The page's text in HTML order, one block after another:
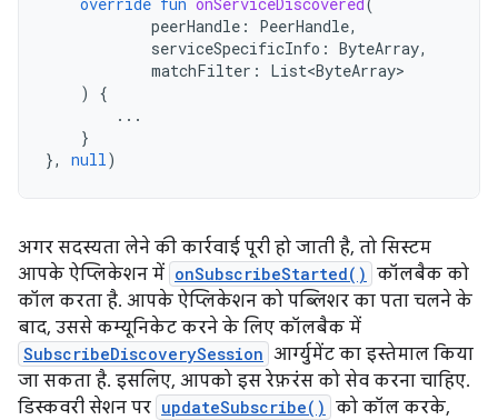
peerHandle : PeerHandle,
serviceSpecificInfo : ByteArray,
matchFilter :
List<ByteArray>
)
{
...
}
},
null)
अगर सदस्यता लेने की कार्रवाई पूरी हो जाती है, तो सिस्टम
आपके ऐप्लिकेशन में onSubscribeStarted() कॉलबैक को
कॉल करता है. आपके ऐप्लिकेशन को पब्लिशर का पता चलने के
बाद, उससे कम्यूनिकेट करने के लिए कॉलबैक में
SubscribeDiscoverySession आर्ग्युमेंट का इस्तेमाल किया
जा सकता है. इसलिए, आपको इस रेफ़रंस को सेव करना चाहिए.
डिस्कवरी सेशन पर updateSubscribe() को कॉल करके,